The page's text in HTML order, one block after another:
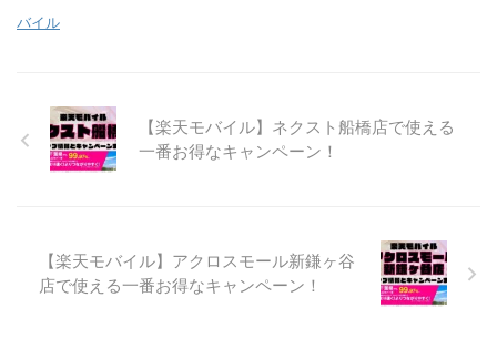
バイル
【楽天モバイル】ネクスト船橋店で使える
一番お得なキャンペーン！
【楽天モバイル】アクロスモール新鎌ヶ谷
店で使える一番お得なキャンペーン！